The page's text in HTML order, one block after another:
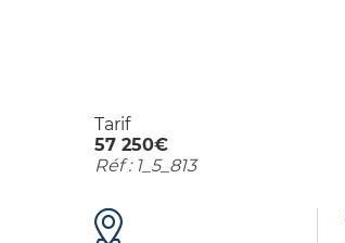
Tarif
57 250€
Réf : 1_5_813